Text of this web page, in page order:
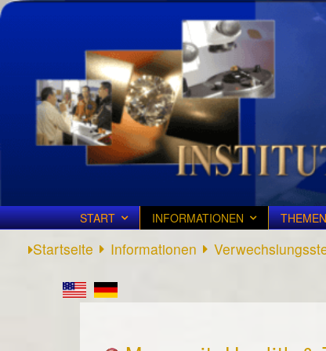
START INFORMATIONEN THEMEN
Startseite Informationen